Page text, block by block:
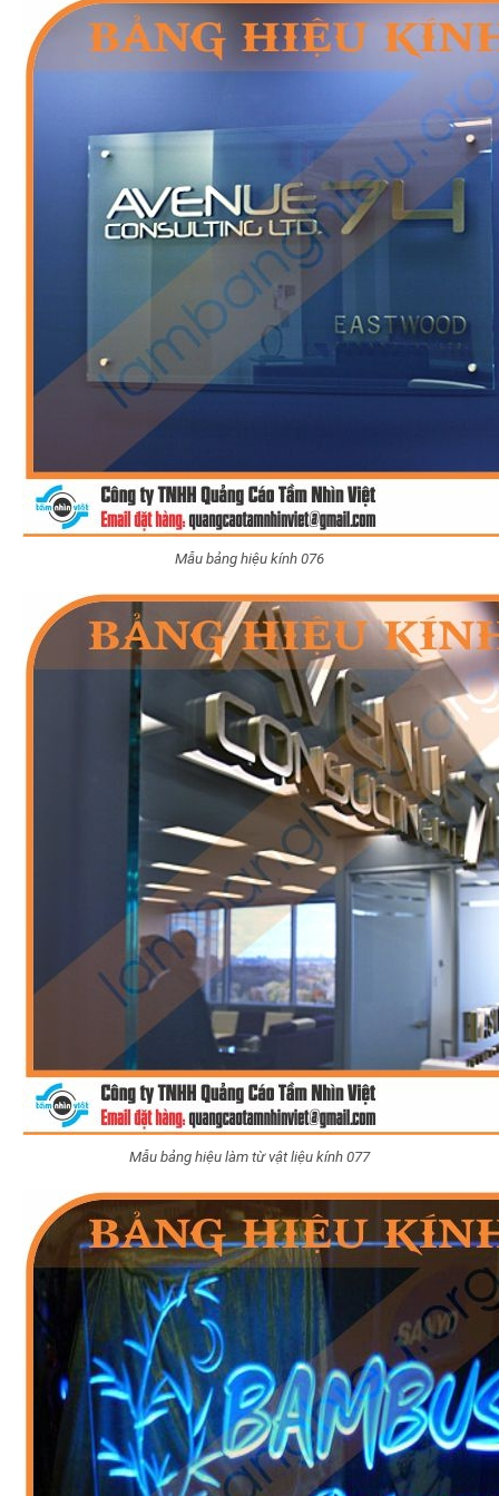
Mẫu bảng hiệu kính 076
Mẫu bảng hiệu làm từ vật liệu kính 077